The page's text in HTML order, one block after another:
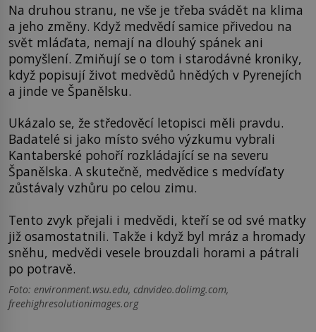
Na druhou stranu, ne vše je třeba svádět na klima
a jeho změny. Když medvědí samice přivedou na
svět mláďata, nemají na dlouhý spánek ani
pomyšlení. Zmiňují se o tom i starodávné kroniky,
když popisují život medvědů hnědých v Pyrenejích
a jinde ve Španělsku.
Ukázalo se, že středověcí letopisci měli pravdu.
Badatelé si jako místo svého výzkumu vybrali
Kantaberské pohoří rozkládající se na severu
Španělska. A skutečně, medvědice s medvíďaty
zůstávaly vzhůru po celou zimu.
Tento zvyk přejali i medvědi, kteří se od své matky
již osamostatnili. Takže i když byl mráz a hromady
sněhu, medvědi vesele brouzdali horami a pátrali
po potravě.
Foto: environment.wsu.edu, cdnvideo.dolimg.com,
freehighresolutionimages.org